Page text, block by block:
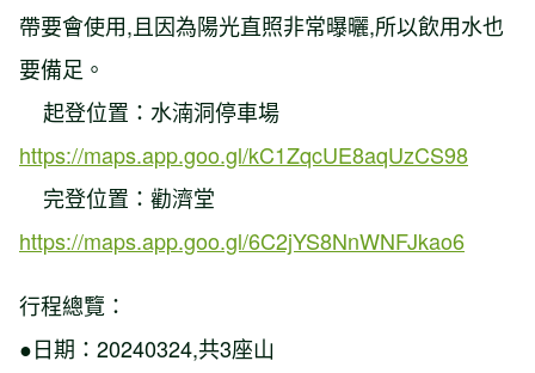
帶要會使用,且因為陽光直照非常曝曬,所以飲用水也
要備足。
起登位置：水湳洞停車場
https://maps.app.goo.gl/kC1ZqcUE8aqUzCS98
完登位置：勸濟堂
https://maps.app.goo.gl/6C2jYS8NnWNFJkao6
行程總覽：
●日期：20240324,共3座山